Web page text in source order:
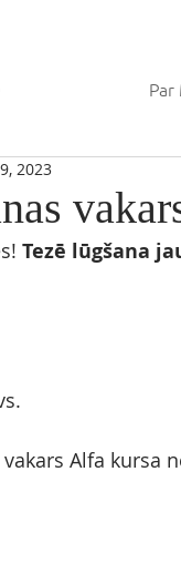
Par
2023
Tezē lūgšana
Alfa kursa